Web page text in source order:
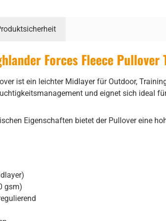
Forces Fleece
ist ein leichter Midlayer für Outdoor,
und eignet sich ideal
Eigenschaften bietet der Pullover eine
gsm)